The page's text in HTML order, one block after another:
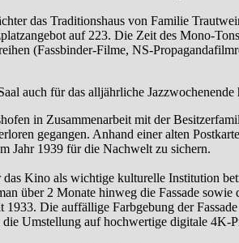
das Traditionshaus von Familie
auf 223. Die Zeit des Mono-
(Fassbinder-Filme, NS-
auch für das alljährliche
in Zusammenarbeit mit der
gegangen. Anhand einer alten
Jahr 1939 für die Nachwelt zu sichern.
Kino als wichtige kulturelle Institution
über 2 Monate hinweg die Fassade
Die auffällige Farbgebung der
Umstellung auf hochwertige digitale